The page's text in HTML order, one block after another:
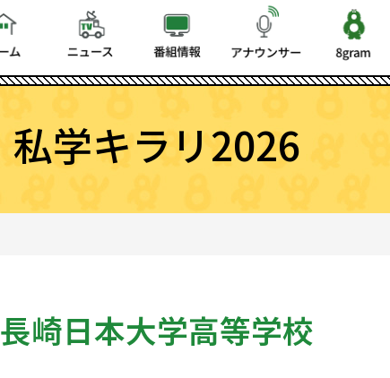
私学キラリ2026
長崎日本大学高等学校